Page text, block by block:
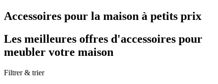
Accessoires pour la maison à petits prix
Les meilleures offres d'accessoires pour
meubler votre maison
Filtrer & trier